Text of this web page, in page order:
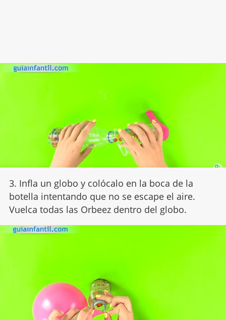
3. Infla un globo y colócalo en la boca de la
botella intentando que no se escape el aire.
Vuelca todas las Orbeez dentro del globo.